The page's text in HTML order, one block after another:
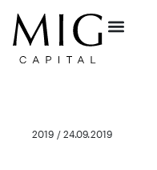
2019 / 24.09.2019